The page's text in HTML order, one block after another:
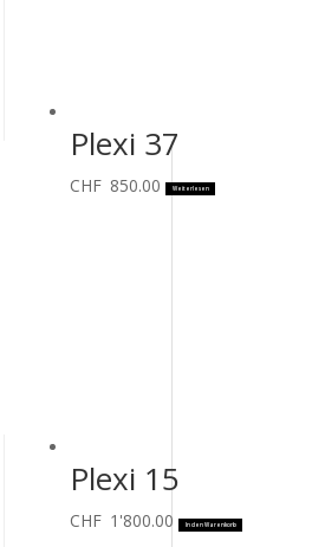
Plexi 37
CHF 850.00 Weiterlesen
Plexi 15
CHF 1'800.00 In den Warenkorb